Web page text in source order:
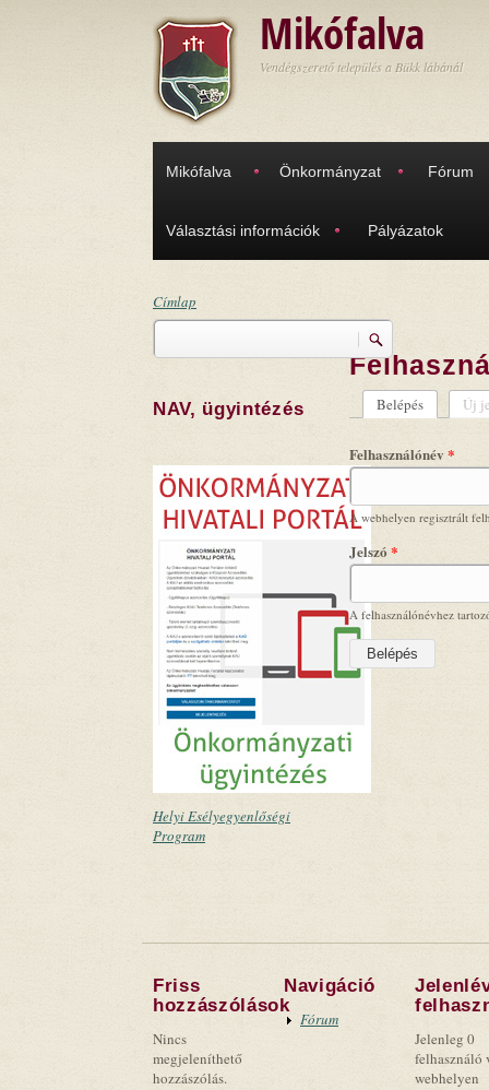
Mikófalva
Vendégszerető település a Bükk lábánál
Mikófalva Önkormányzat Fórum
Választási információk Pályázatok
Címlap
Keresés
NAV, ügyintézés
Helyi Esélyegyenlőségi
Program
Belépés (aktív fül)
Új
Felhasználónév *
A webhelyen regisztrált
Jelszó *
A felhasználónévhez
Friss
hozzászólások
Nincs
megjeleníthető
hozzászólás.
Navigáció
Fórum
Jelenleg 0
felhasználó
webhelyen